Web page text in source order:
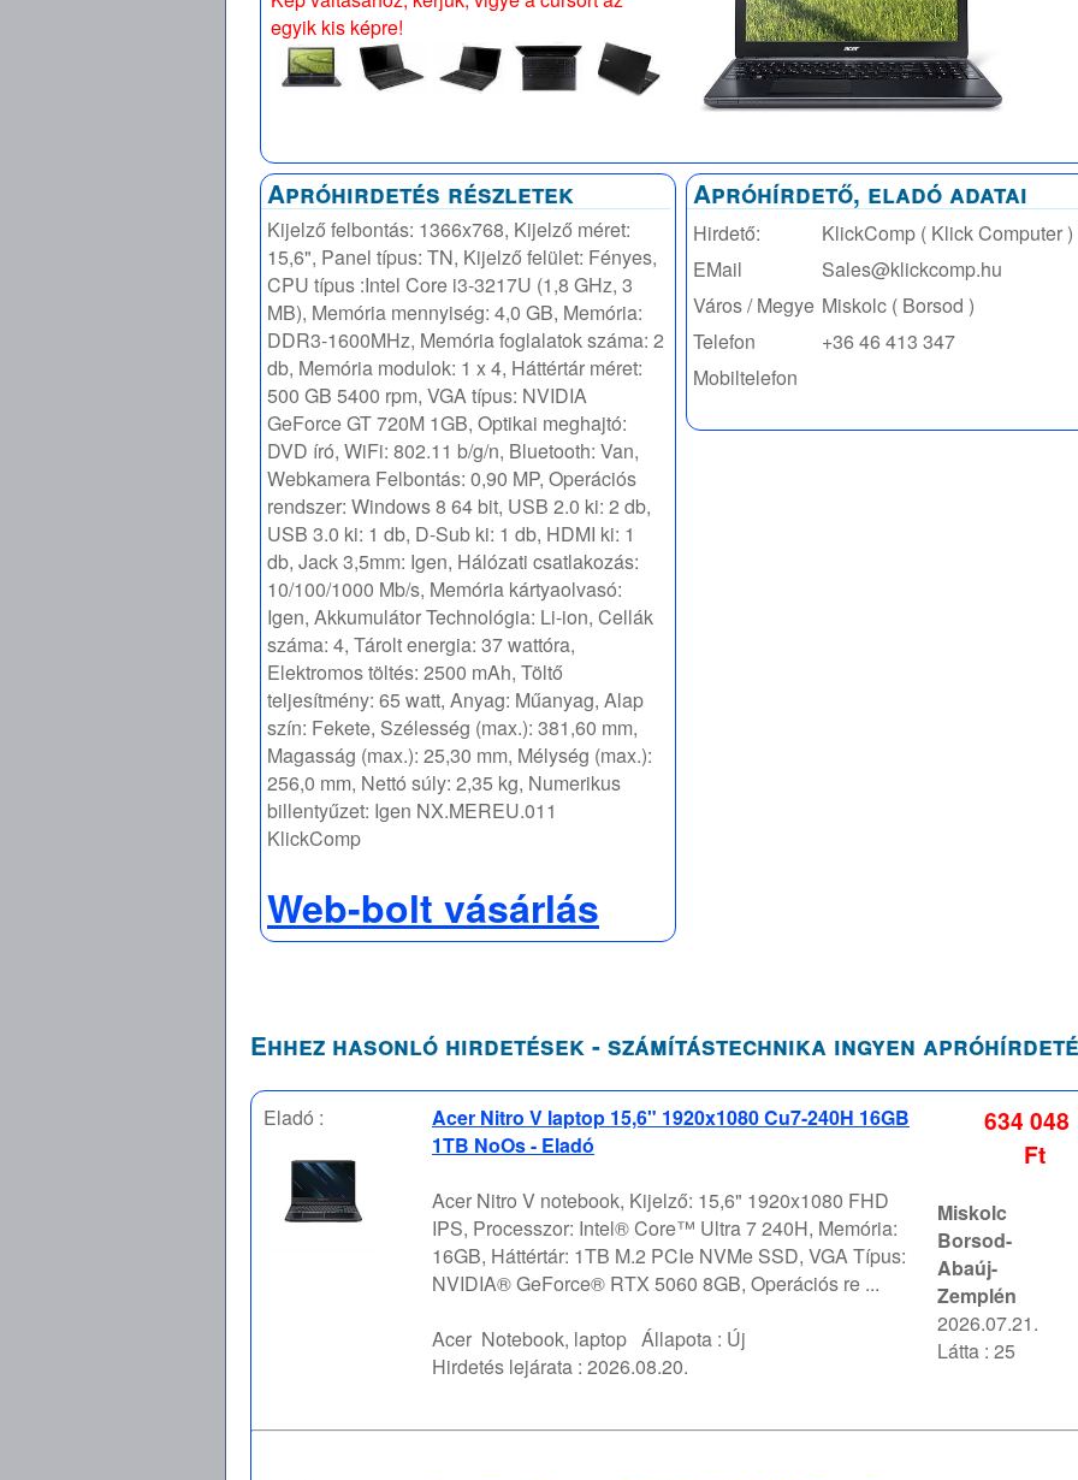
egyik kis képre!
Apróhirdetés részletek
Kijelző felbontás: 1366x768, Kijelző méret:
15,6", Panel típus: TN, Kijelző felület: Fényes,
CPU típus :Intel Core i3-3217U (1,8 GHz, 3
MB), Memória mennyiség: 4,0 GB, Memória:
DDR3-1600MHz, Memória foglalatok száma: 2
db, Memória modulok: 1 x 4, Háttértár méret:
500 GB 5400 rpm, VGA típus: NVIDIA
GeForce GT 720M 1GB, Optikai meghajtó:
DVD író, WiFi: 802.11 b/g/n, Bluetooth: Van,
Webkamera Felbontás: 0,90 MP, Operációs
rendszer: Windows 8 64 bit, USB 2.0 ki: 2 db,
USB 3.0 ki: 1 db, D-Sub ki: 1 db, HDMI ki: 1
db, Jack 3,5mm: Igen, Hálózati csatlakozás:
10/100/1000 Mb/s, Memória kártyaolvasó:
Igen, Akkumulátor Technológia: Li-ion, Cellák
száma: 4, Tárolt energia: 37 wattóra,
Elektromos töltés: 2500 mAh, Töltő
teljesítmény: 65 watt, Anyag: Műanyag, Alap
szín: Fekete, Szélesség (max.): 381,60 mm,
Magasság (max.): 25,30 mm, Mélység (max.):
256,0 mm, Nettó súly: 2,35 kg, Numerikus
billentyűzet: Igen NX.MEREU.011
KlickComp
Web-bolt vásárlás
Apróhírdető, eladó adatai
Hirdető:
KlickComp ( Klick Computer )
EMail
Sales@klickcomp.hu
Város / Megye Miskolc ( Borsod )
Telefon
+36 46 413 347
Mobiltelefon
Ehhez hasonló hirdetések - számítástechnika ingyen
Eladó :
Acer Nitro V laptop 15,6" 1920x1080 Cu7-240H 16GB
1TB NoOs - Eladó
Acer Nitro V notebook, Kijelző: 15,6" 1920x1080 FHD
IPS, Processzor: Intel® Core™ Ultra 7 240H, Memória:
16GB, Háttértár: 1TB M.2 PCIe NVMe SSD, VGA Típus:
NVIDIA® GeForce® RTX 5060 8GB, Operációs re ...
Acer Notebook, laptop Állapota : Új
Hirdetés lejárata : 2026.08.20.
634 048
Ft
Miskolc
Borsod-
Abaúj-
Zemplén
2026.07.21.
Látta : 25